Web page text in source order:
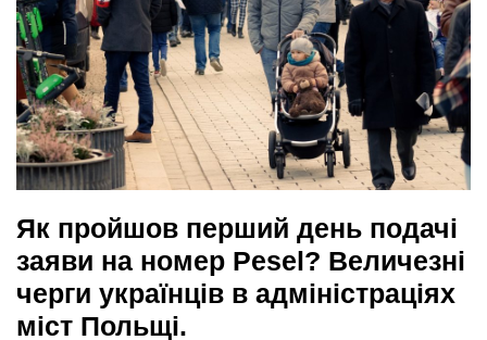
Як пройшов перший день подачі
заяви на номер Pesel? Величезні
черги українців в адміністраціях
міст Польщі.